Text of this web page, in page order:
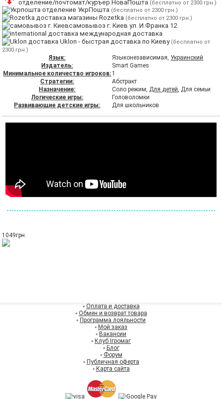
отделение/почтомат/куръер НоваПошта (бесплатно от 2300 грн.)
отделение УкрПошта (бесплатно от 2300 грн.)
магазины Rozetka (бесплатно от 2300 грн.)
самовывоз г. Киев ул. И.Франка 12
международная доставка
Uklon - быстрая доставка по Киеву (бесплатно от
2300 грн.)
Язык: Языконезависимая, Украинский
Издатель:
Smart Games
Минимальное количество игроков: 1
Стратегии:
Абстракт
Назначение:
Соло режим,Для детей, Для семьи
Логические игры:
Головоломки
Развивающие детские игры:
Для школьников
1049грн.
◦ Оплата и доставка
◦ Обмен и возврат товара
◦ Программа лояльности
◦ Мой заказ
◦ Вакансии
◦ Клуб Ігромаг
◦ Блог
◦ Форум
◦ Публичная оферта
◦ Карта сайта